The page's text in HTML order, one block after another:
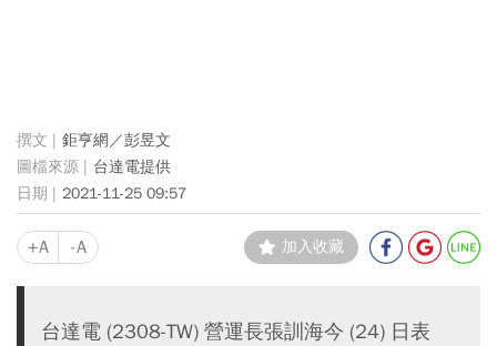
鉅亨網／彭昱文
台達電提供
2021-11-25 09:57
+A -A 加入收藏
台達電 (2308-TW) 營運長張訓海今 (24) 日表